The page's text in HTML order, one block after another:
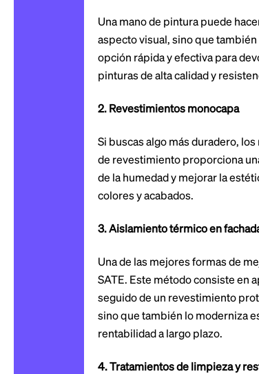
Una mano de pintura puede
aspecto visual, sino que
opción rápida y efectiva para
pinturas de alta calidad y
2. Revestimientos monocapa
Si buscas algo más duradero,
de revestimiento proporciona
de la humedad y mejorar la
colores y acabados.
3. Aislamiento térmico en
Una de las mejores formas de
SATE. Este método consiste en
seguido de un revestimiento
sino que también lo moderniza
rentabilidad a largo plazo.
4. Tratamientos de limpieza y